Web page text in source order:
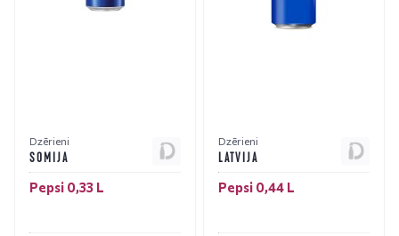
Dzērieni
SOMIJA
Pepsi 0,33 L
Dzērieni
LATVIJA
Pepsi 0,44 L